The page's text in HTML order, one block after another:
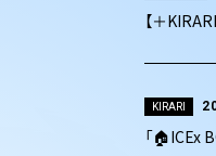
【＋
KIRARI
「🏠ICEx